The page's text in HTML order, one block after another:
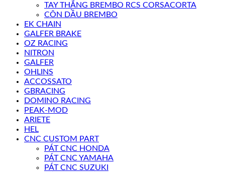
TAY THẮNG BREMBO RCS CORSACORTA
CÔN DẦU BREMBO
EK CHAIN
GALFER BRAKE
OZ RACING
NITRON
GALFER
OHLINS
ACCOSSATO
GBRACING
DOMINO RACING
PEAK-MOD
ARIETE
HEL
CNC CUSTOM PART
PÁT CNC HONDA
PÁT CNC YAMAHA
PÁT CNC SUZUKI